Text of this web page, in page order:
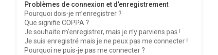
Problèmes de connexion et d’enregistrement
Pourquoi dois-je m’enregistrer ?
Que signifie COPPA ?
Je souhaite m’enregistrer, mais je n’y parviens pas !
Je suis enregistré mais je ne peux pas me connecter !
Pourquoi ne puis-je pas me connecter ?